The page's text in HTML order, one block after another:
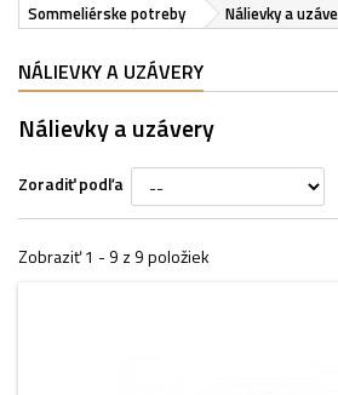
Sommeliérske potreby
Nálievky a
NÁLIEVKY A UZÁVERY
Nálievky a uzávery
Zoradiť podľa
Zobraziť 1 - 9 z 9 položiek